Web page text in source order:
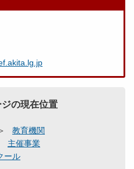
ジの現在位置
教育機関
主催事業
ール